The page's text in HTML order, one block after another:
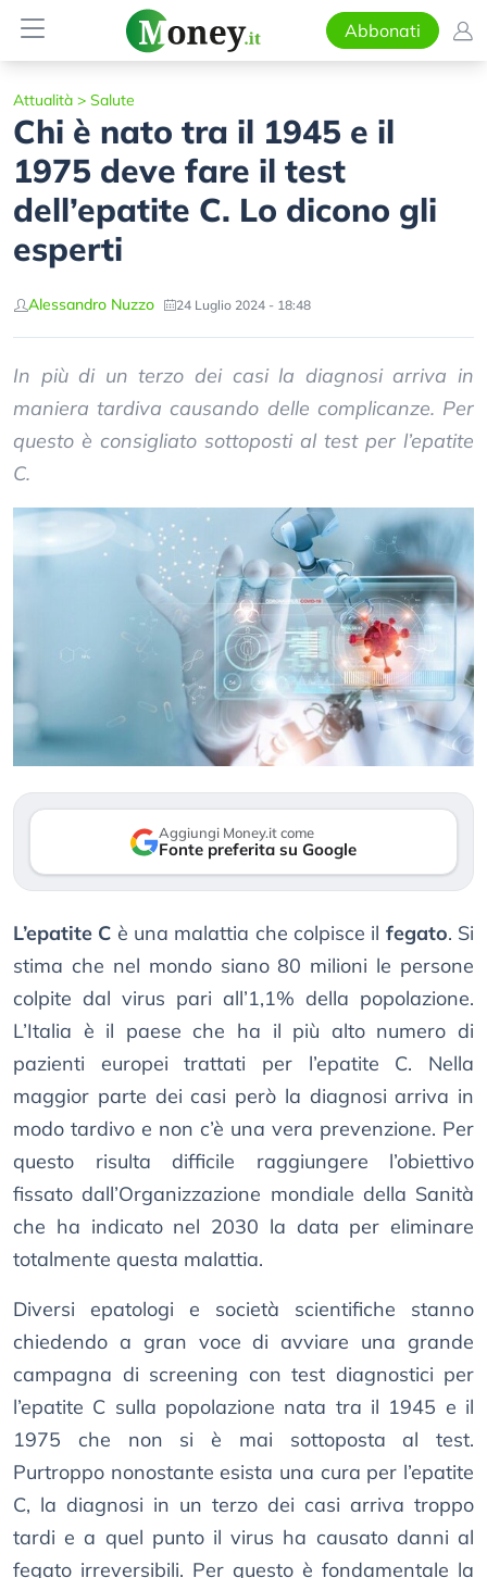
Abbonati
Attualità > Salute
Chi è nato tra il 1945 e il
1975 deve fare il test
dell’epatite C. Lo dicono gli
esperti
Alessandro Nuzzo 24 Luglio 2024 - 18:48
In più di un terzo dei casi la diagnosi arriva in
maniera tardiva causando delle complicanze. Per
questo è consigliato sottoposti al test per l’epatite
C.
Aggiungi Money.it come
Fonte preferita su Google
L’epatite C è una malattia che colpisce il fegato. Si
stima che nel mondo siano 80 milioni le persone
colpite dal virus pari all’1,1% della popolazione.
L’Italia è il paese che ha il più alto numero di
pazienti europei trattati per l’epatite C. Nella
maggior parte dei casi però la diagnosi arriva in
modo tardivo e non c’è una vera prevenzione. Per
questo risulta difficile raggiungere l’obiettivo
fissato dall’Organizzazione mondiale della Sanità
che ha indicato nel 2030 la data per eliminare
totalmente questa malattia.
Diversi epatologi e società scientifiche stanno
chiedendo a gran voce di avviare una grande
campagna di screening con test diagnostici per
l’epatite C sulla popolazione nata tra il 1945 e il
1975 che non si è mai sottoposta al test.
Purtroppo nonostante esista una cura per l’epatite
C, la diagnosi in un terzo dei casi arriva troppo
tardi e a quel punto il virus ha causato danni al
fegato irreversibili. Per questo è fondamentale la